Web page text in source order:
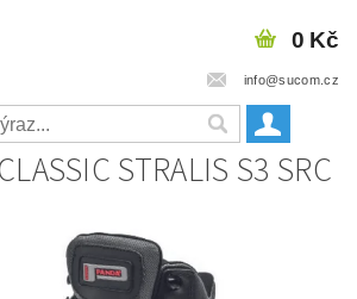
info@sucom.cz
0 Kč
STRALIS S3 SRC